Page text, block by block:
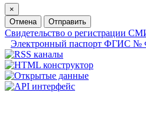
×
Отмена
Отправить
Свидетельство о регистрации
Электронный паспорт ФГИС №